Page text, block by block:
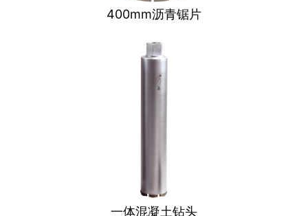
400mm沥青锯片
一体混凝土钻头